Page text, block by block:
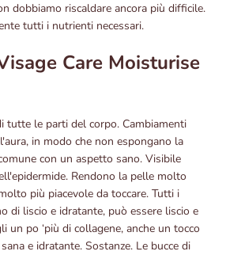
dobbiamo riscaldare ancora più difficile.
tutti i nutrienti necessari.
Care Moisturise
tutte le parti del corpo. Cambiamenti
in modo che non espongano la
con un aspetto sano. Visibile
Rendono la pelle molto
più piacevole da toccare. Tutti i
di liscio e idratante, può essere liscio e
un po ‘più di collagene, anche un tocco
e idratante. Sostanze. Le bucce di